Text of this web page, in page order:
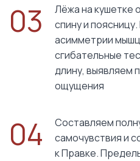
03
Лёжа на кушетке
спину и
асимметрии
сгибательные
длину, выявляем
ощущения
04
Составляем
самочувствия и
к Правке.